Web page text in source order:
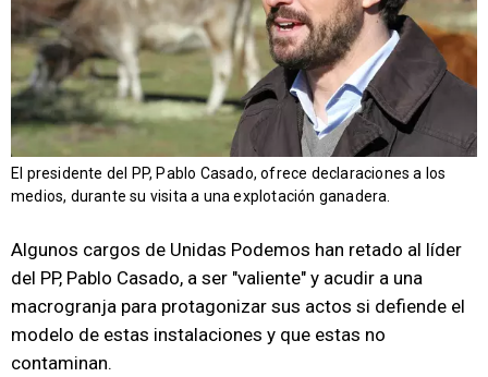
El presidente del PP, Pablo Casado, ofrece declaraciones a los
medios, durante su visita a una explotación ganadera.
Algunos cargos de Unidas Podemos han retado al líder
del PP, Pablo Casado, a ser "valiente" y acudir a una
macrogranja para protagonizar sus actos si defiende el
modelo de estas instalaciones y que estas no
contaminan.